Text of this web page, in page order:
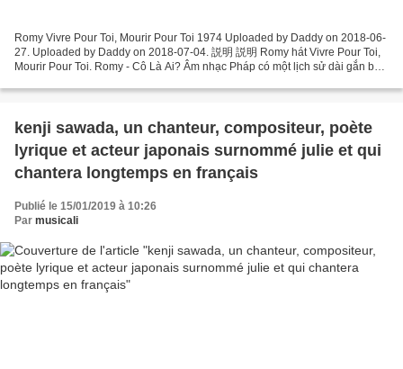
Romy Vivre Pour Toi, Mourir Pour Toi 1974 Uploaded by Daddy on 2018-06-
27. Uploaded by Daddy on 2018-07-04. 説明 説明 Romy hát Vivre Pour Toi,
Mourir Pour Toi. Romy - Cô Là Ai? Âm nhạc Pháp có một lịch sử dài gắn bó
kenji sawada, un chanteur, compositeur, poète
lyrique et acteur japonais surnommé julie et qui
chantera longtemps en français
Publié le 15/01/2019 à 10:26
Par musicali